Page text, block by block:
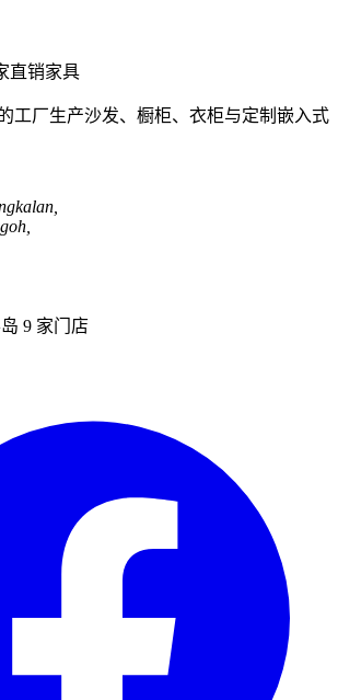
直销家具
工厂生产沙发、橱柜、衣柜与定制嵌入式
9 家门店